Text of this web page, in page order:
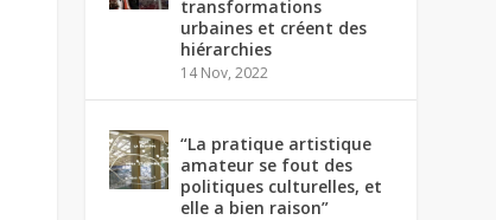
transformations
urbaines et créent des
hiérarchies
14 Nov, 2022
“La pratique artistique
amateur se fout des
politiques culturelles, et
elle a bien raison”